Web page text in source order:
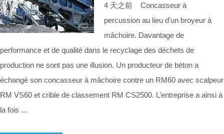
4 天之前 Concasseur à
percussion au lieu d'un broyeur à
mâchoire. Davantage de
performance et de qualité dans le recyclage des déchets de
production ne sont pas une illusion. Un producteur de béton a
échangé son concasseur à mâchoire contre un RM60 avec scalpeur
RM VS60 et crible de classement RM CS2500. L’entreprise a ainsi à
la fois ...